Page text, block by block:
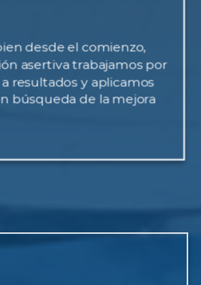
desde el comienzo,
asertiva trabajamos por
resultados y aplicamos
búsqueda de la mejora